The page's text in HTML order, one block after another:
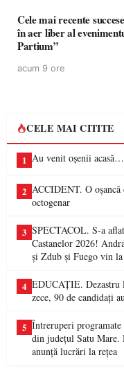
Cele mai recente
în aer liber al
Partium”
acum 9 ore
CELE MAI CITITE
1 Au venit oșenii acasă…
2 ACCIDENT. O oșancă
octogenar
3 SPECTACOL. S-a
Castanelor 2026!
și Zdub și Fuego vin
4 EDUCAȚIE. Dezastru
zece, 90 de candidați
5 Întreruperi
din județul Satu
anunță lucrări la rețea